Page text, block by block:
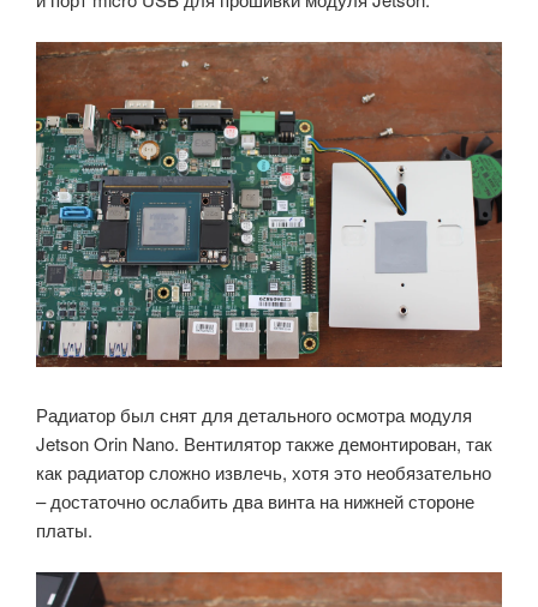
Радиатор был снят для детального осмотра модуля
Jetson Orin Nano. Вентилятор также демонтирован, так
как радиатор сложно извлечь, хотя это необязательно
– достаточно ослабить два винта на нижней стороне
платы.